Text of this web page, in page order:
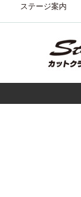
ステージ案内